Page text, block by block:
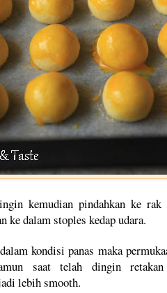
kemudian pindahkan ke
ke dalam stoples kedap udara.
kondisi panas maka
saat telah dingin
lebih smooth.